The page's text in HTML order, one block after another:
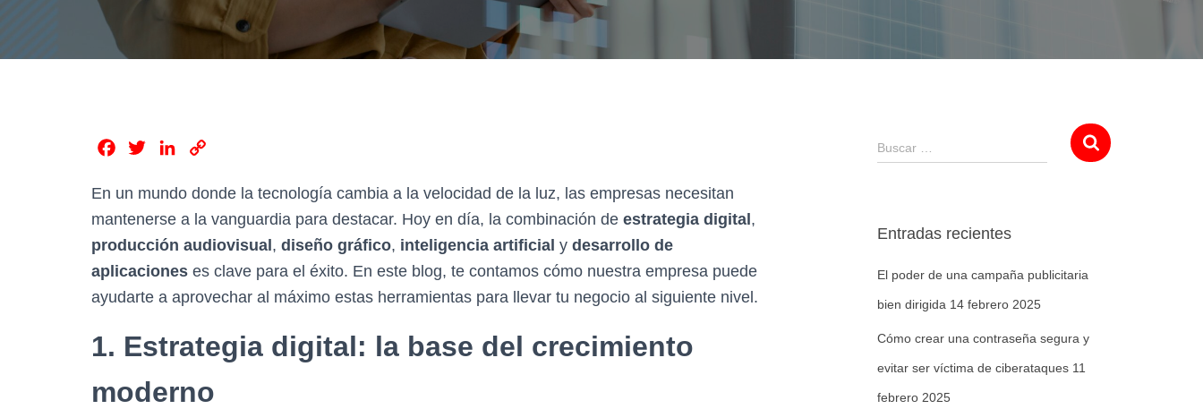
c
e
b
i
t
t
e
n
k
e
n
p
y
L
En un mundo donde la tecnología cambia a la velocidad de la luz, las empresas necesitan
mantenerse a la vanguardia para destacar. Hoy en día, la combinación de estrategia digital ,
producción audiovisual , diseño gráfico, inteligencia artificial y desarrollo de
aplicaciones es clave para el éxito. En este blog, te contamos cómo nuestra empresa puede
ayudarte a aprovechar al máximo estas herramientas para llevar tu negocio al siguiente nivel.
1. Estrategia digital: la base del crecimiento
moderno
Buscar …
Entradas recientes
El poder de una campaña publicitaria
bien dirigida 14 febrero 2025
Cómo crear una contraseña segura y
evitar ser víctima de ciberataques 11
febrero 2025